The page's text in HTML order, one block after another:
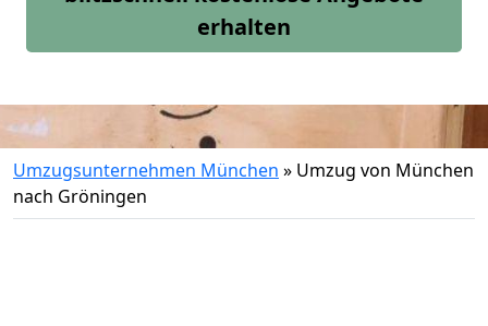
erhalten
Umzugsunternehmen München » Umzug von München
nach Gröningen